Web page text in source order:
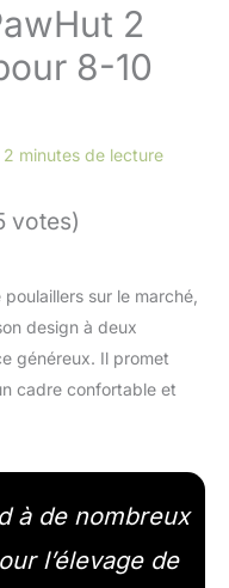
2
8-10
2 minutes de lecture
votes)
sur le marché,
design à deux
généreux. Il promet
cadre confortable et
à de nombreux
l’élevage de